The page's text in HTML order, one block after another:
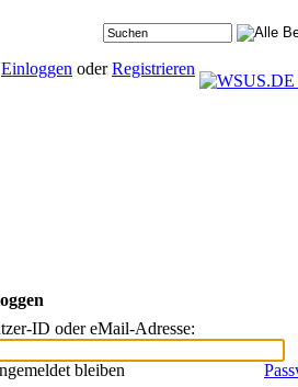
Einloggen oderRegistrieren
ID oder eMail-Adresse:
bleiben